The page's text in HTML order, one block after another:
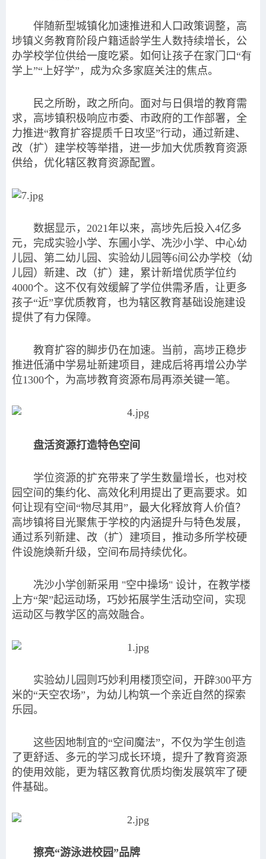
伴随新型城镇化加速推进和人口政策调整，高
埗镇义务教育阶段户籍适龄学生人数持续增长，公
办学校学位供给一度吃紧。如何让孩子在家门口“有
学上”“上好学”，成为众多家庭关注的焦点。
民之所盼，政之所向。面对与日俱增的教育需
求，高埗镇积极响应市委、市政府的工作部署，全
力推进“教育扩容提质千日攻坚”行动，通过新建、
改（扩）建学校等举措，进一步加大优质教育资源
供给，优化辖区教育资源配置。
数据显示，2021年以来，高埗先后投入4亿多
元，完成实验小学、东圃小学、冼沙小学、中心幼
儿园、第二幼儿园、实验幼儿园等6间公办学校（幼
儿园）新建、改（扩）建，累计新增优质学位约
4000个。这不仅有效缓解了学位供需矛盾，让更多
孩子“近”享优质教育，也为辖区教育基础设施建设
提供了有力保障。
教育扩容的脚步仍在加速。当前，高埗正稳步
推进低涌中学易址新建项目，建成后将再增公办学
位1300个，为高埗教育资源布局再添关键一笔。
盘活资源打造特色空间
学位资源的扩充带来了学生数量增长，也对校
园空间的集约化、高效化利用提出了更高要求。如
何让现有空间“物尽其用”，最大化释放育人价值？
高埗镇将目光聚焦于学校的内涵提升与特色发展，
通过系列新建、改（扩）建项目，推动多所学校硬
件设施焕新升级，空间布局持续优化。
冼沙小学创新采用 "空中操场" 设计，在教学楼
上方“架”起运动场，巧妙拓展学生活动空间，实现
运动区与教学区的高效融合。
实验幼儿园则巧妙利用楼顶空间，开辟300平方
米的“天空农场”，为幼儿构筑一个亲近自然的探索
乐园。
这些因地制宜的“空间魔法”，不仅为学生创造
了更舒适、多元的学习成长环境，提升了教育资源
的使用效能，更为辖区教育优质均衡发展筑牢了硬
件基础。
擦亮“游泳进校园”品牌